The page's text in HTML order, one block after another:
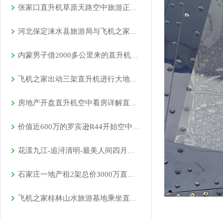
张家口直升机草原天路空中旅游正式开启
河北保定涞水县旅游局与飞机之家展开直升机租赁合作
内蒙男子借2000多公里来的直升机520向女友求婚
飞机之家出动三架直升机进行大地区农喷作业
房地产开盘直升机空中看房详解直升机租赁流程
价值近600万的罗宾逊R44开始空中飞播造林
花漾九江-追浔清明-最美人间四月天-去庐山西海踏青去
石家庄一地产租2架总价3000万直升机空中看房
飞机之家桂林山水旅游基地乘坐直升飞机俯瞰看桂林山水你值得拥有